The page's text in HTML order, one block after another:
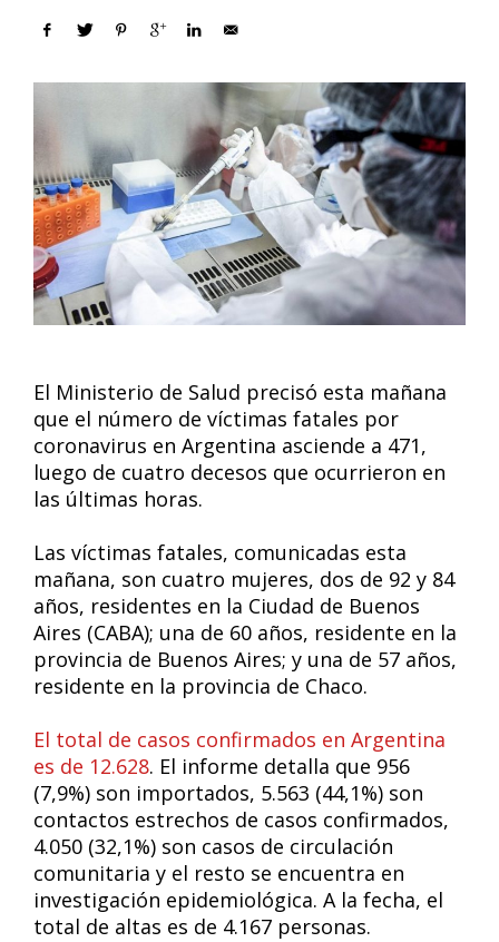
El Ministerio de Salud precisó esta mañana
que el número de víctimas fatales por
coronavirus en Argentina asciende a 471,
luego de cuatro decesos que ocurrieron en
las últimas horas.
Las víctimas fatales, comunicadas esta
mañana, son cuatro mujeres, dos de 92 y 84
años, residentes en la Ciudad de Buenos
Aires (CABA); una de 60 años, residente en la
provincia de Buenos Aires; y una de 57 años,
residente en la provincia de Chaco.
El total de casos confirmados en Argentina
es de 12.628. El informe detalla que 956
(7,9%) son importados, 5.563 (44,1%) son
contactos estrechos de casos confirmados,
4.050 (32,1%) son casos de circulación
comunitaria y el resto se encuentra en
investigación epidemiológica. A la fecha, el
total de altas es de 4.167 personas.